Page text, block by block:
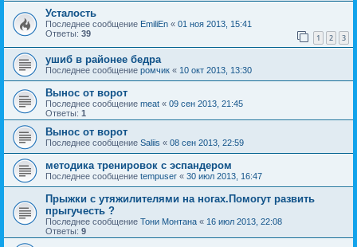
Усталость
Последнее сообщение EmiliEn « 01 ноя 2013, 15:41
Ответы: 39 1 2 3
ушиб в районее бедра
Последнее сообщение ромчик « 10 окт 2013, 13:30
Вынос от ворот
Последнее сообщение meat « 09 сен 2013, 21:45
Ответы: 1
Вынос от ворот
Последнее сообщение Saliis « 08 сен 2013, 22:59
методика тренировок с эспандером
Последнее сообщение tempuser « 30 июл 2013, 16:47
Прыжки с утяжилителями на ногах.Помогут развить
прыгучесть ?
Последнее сообщение Тони Монтана « 16 июл 2013, 22:08
Ответы: 9